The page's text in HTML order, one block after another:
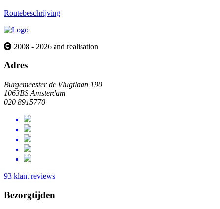
Routebeschrijving
2008 - 2026 and realisation
Adres
Burgemeester de Vlugtlaan 190
1063BS Amsterdam
020 8915770
93 klant reviews
Bezorgtijden